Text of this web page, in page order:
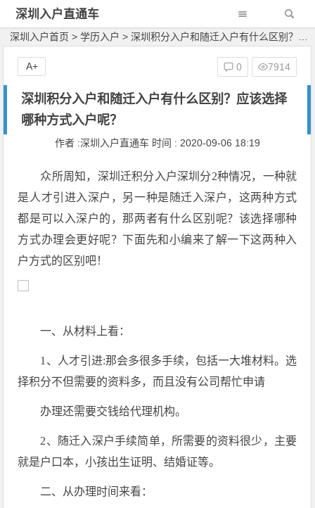
深圳入户直通车
深圳入户首页 > 学历入户 > 深圳积分入户和随迁入户有什么区别？应该选择哪种方式入户呢？
深圳积分入户和随迁入户有什么区别？应该选择
哪种方式入户呢？
作者 :深圳入户直通车 时间 : 2020-09-06 18:19
0 7914
A+
众所周知，深圳迁积分入户深圳分2种情况，一种就
是人才引进入深户，另一种是随迁入深户，这两种方式
都是可以入深户的，那两者有什么区别呢？该选择哪种
方式办理会更好呢？下面先和小编来了解一下这两种入
户方式的区别吧！
一、从材料上看：
1、人才引进:那会多很多手续，包括一大堆材料。选
择积分不但需要的资料多，而且没有公司帮忙申请
办理还需要交钱给代理机构。
2、随迁入深户手续简单，所需要的资料很少，主要
就是户口本，小孩出生证明、结婚证等。
二、从办理时间来看：